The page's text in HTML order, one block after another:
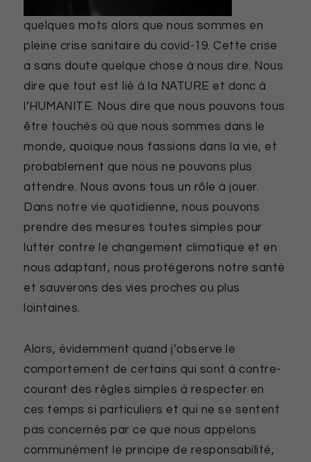
quelques mots alors que nous sommes en
pleine crise sanitaire du covid-19. Cette crise
a sans doute quelque chose à nous dire. Nous
dire que tout est lié à la NATURE et donc à
l’HUMANITE. Nous dire que nous pouvons tous
être touchés où que nous sommes dans le
monde, quoique nous fassions dans la vie, et
probablement que nous ne pouvons plus
attendre. Nous avons tous un rôle à jouer.
Dans notre vie quotidienne, nous pouvons
prendre des mesures toutes simples pour
lutter contre le changement climatique et en
nous adaptant, nous protégerons notre santé
et sauverons des vies proches ou plus
lointaines.
Alors, évidemment quand j’observe le
comportement de certains qui sont à contre-
courant des règles simples à respecter en
ces temps si particuliers et qui ne se sentent
pas concernés par ce que nous appelons
communément le principe de responsabilité,